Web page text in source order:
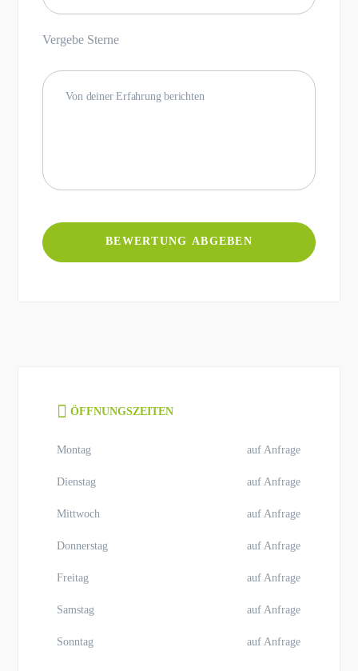
Vergebe Sterne
ÖFFNUNGSZEITEN
Montag auf Anfrage
Dienstag auf Anfrage
Mittwoch auf Anfrage
Donnerstag auf Anfrage
Freitag auf Anfrage
Samstag auf Anfrage
Sonntag auf Anfrage